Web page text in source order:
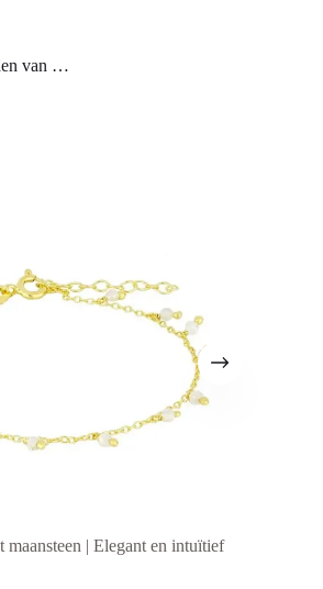
van …
maansteen | Elegant en intuïtief